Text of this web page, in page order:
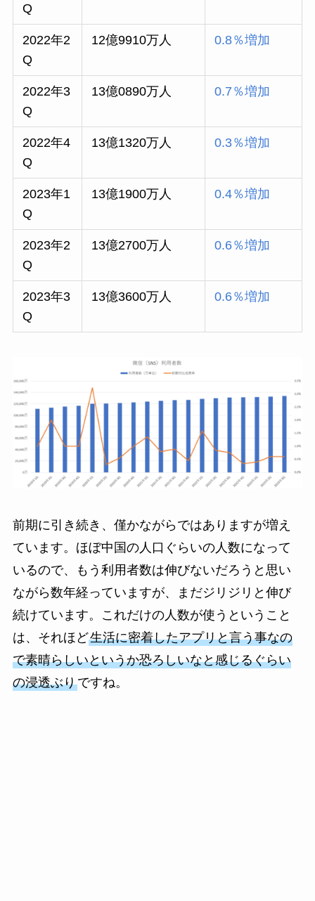
Q
2022年2
Q
12億9910万人 0.8％増加
2022年3
Q
13億0890万人 0.7％増加
2022年4
Q
13億1320万人 0.3％増加
2023年1
Q
13億1900万人 0.4％増加
2023年2
Q
13億2700万人 0.6％増加
2023年3
Q
13億3600万人 0.6％増加
前期に引き続き、僅かながらではありますが増え
ています。ほぼ中国の人口ぐらいの人数になって
いるので、もう利用者数は伸びないだろうと思い
ながら数年経っていますが、まだジリジリと伸び
続けています。これだけの人数が使うということ
は、それほど生活に密着したアプリと言う事なの
で素晴らしいというか恐ろしいなと感じるぐらい
の浸透ぶりですね。